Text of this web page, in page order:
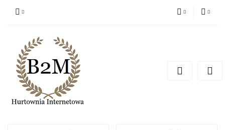
CZK
Dodaj zgłoszenie